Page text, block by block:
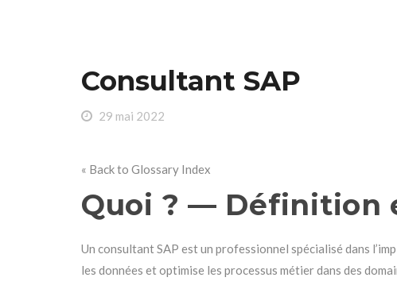
Consultant SAP
29 mai 2022
« Back to Glossary Index
Quoi ? — Définition
Un consultant SAP est un professionnel spécialisé dans
les données et optimise les processus métier dans des